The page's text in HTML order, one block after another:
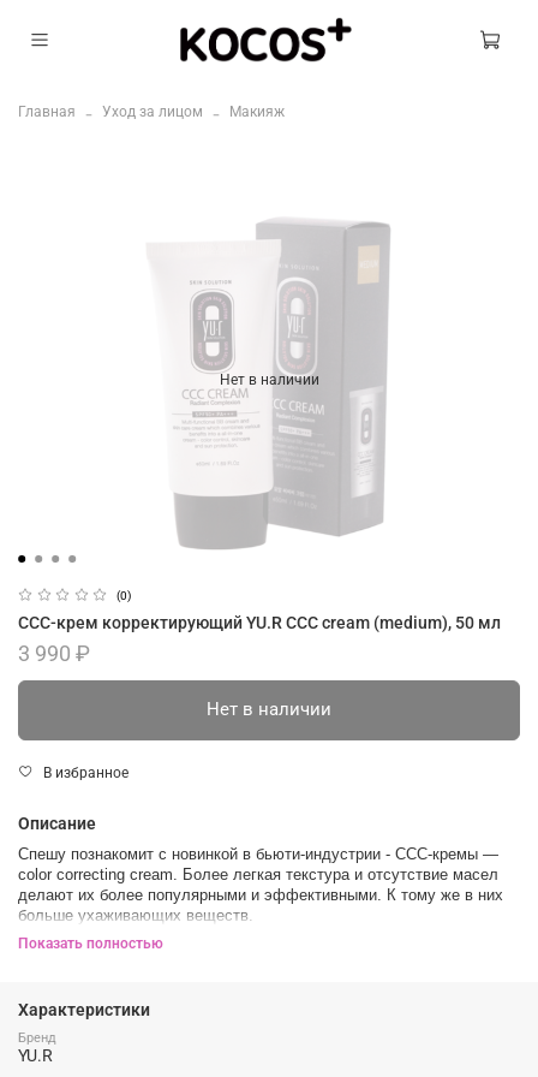
Главная Уход за лицом Макияж
Нет в наличии
(0)
ССС-крем корректирующий YU.R CCC cream (medium), 50 мл
3 990 ₽
Нет в наличии
В избранное
Описание
Спешу познакомит с новинкой в бьюти-индустрии - CСC-кремы —
color correcting cream. Более легкая текстура и отсутствие масел
делают их более популярными и эффективными. К тому же в них
больше ухаживающих веществ.
BB-крем маскирует покраснения, а CCC-крем позволяет придать
одновременно как тональное средство и как крем для лица. Еще и
содержит UV-фильтр, который эффективно защищает кожу от
вредного спектра солнечного излучения.
Показать полностью
Характеристики
Бренд
YU.R